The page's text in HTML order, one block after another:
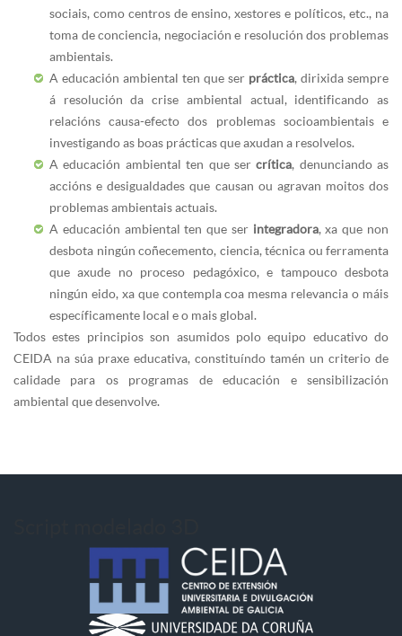
sociais, como centros de ensino, xestores e políticos, etc., na
toma de conciencia, negociación e resolución dos problemas
ambientais.
A educación ambiental ten que ser práctica, dirixida sempre
á resolución da crise ambiental actual, identificando as
relacións causa-efecto dos problemas socioambientais e
investigando as boas prácticas que axudan a resolvelos.
A educación ambiental ten que sercrítica, denunciando as
accións e desigualdades que causan ou agravan moitos dos
problemas ambientais actuais.
A educación ambiental ten que ser integradora, xa que non
desbota ningún coñecemento, ciencia, técnica ou ferramenta
que axude no proceso pedagóxico, e tampouco desbota
ningún eido, xa que contempla coa mesma relevancia o máis
específicamente local e o mais global.
Todos estes principios son asumidos polo equipo educativo do
CEIDA na súa praxe educativa, constituíndo tamén un criterio de
calidade para os programas de educación e sensibilización
ambiental que desenvolve.